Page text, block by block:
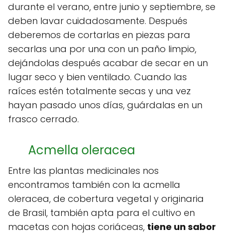
durante el verano, entre junio y septiembre, se
deben lavar cuidadosamente. Después
deberemos de cortarlas en piezas para
secarlas una por una con un paño limpio,
dejándolas después acabar de secar en un
lugar seco y bien ventilado. Cuando las
raíces estén totalmente secas y una vez
hayan pasado unos días, guárdalas en un
frasco cerrado.
Acmella oleracea
Entre las plantas medicinales nos
encontramos también con la acmella
oleracea, de cobertura vegetal y originaria
de Brasil, también apta para el cultivo en
macetas con hojas coriáceas, tiene un sabor